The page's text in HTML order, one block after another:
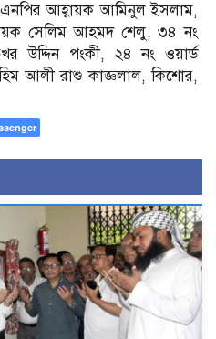
আহ্বায়ক আমিনুল ইসলাম,
সেলিম আহমদ শেলু, ৩৪ নং
উদ্দিন পংকী, ২৪ নং ওয়ার্ড
আলী রাশু কাজ্ঞলাল, কিশোর,